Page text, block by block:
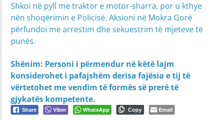
Shkoi në pyll me traktor e motor-sharra, por u kthye
nën shoqërimin e Policisë. Aksioni në Mokra Gorë
përfundoi me arrestim dhe sekuestrim të mjeteve të
punës.
Shënim: Personi i përmendur në këtë lajm
konsiderohet i pafajshëm derisa fajësia e tij të
vërtetohet me vendim të formës së prerë të
gjykatës kompetente.
Share Viber WhatsApp Copy Email